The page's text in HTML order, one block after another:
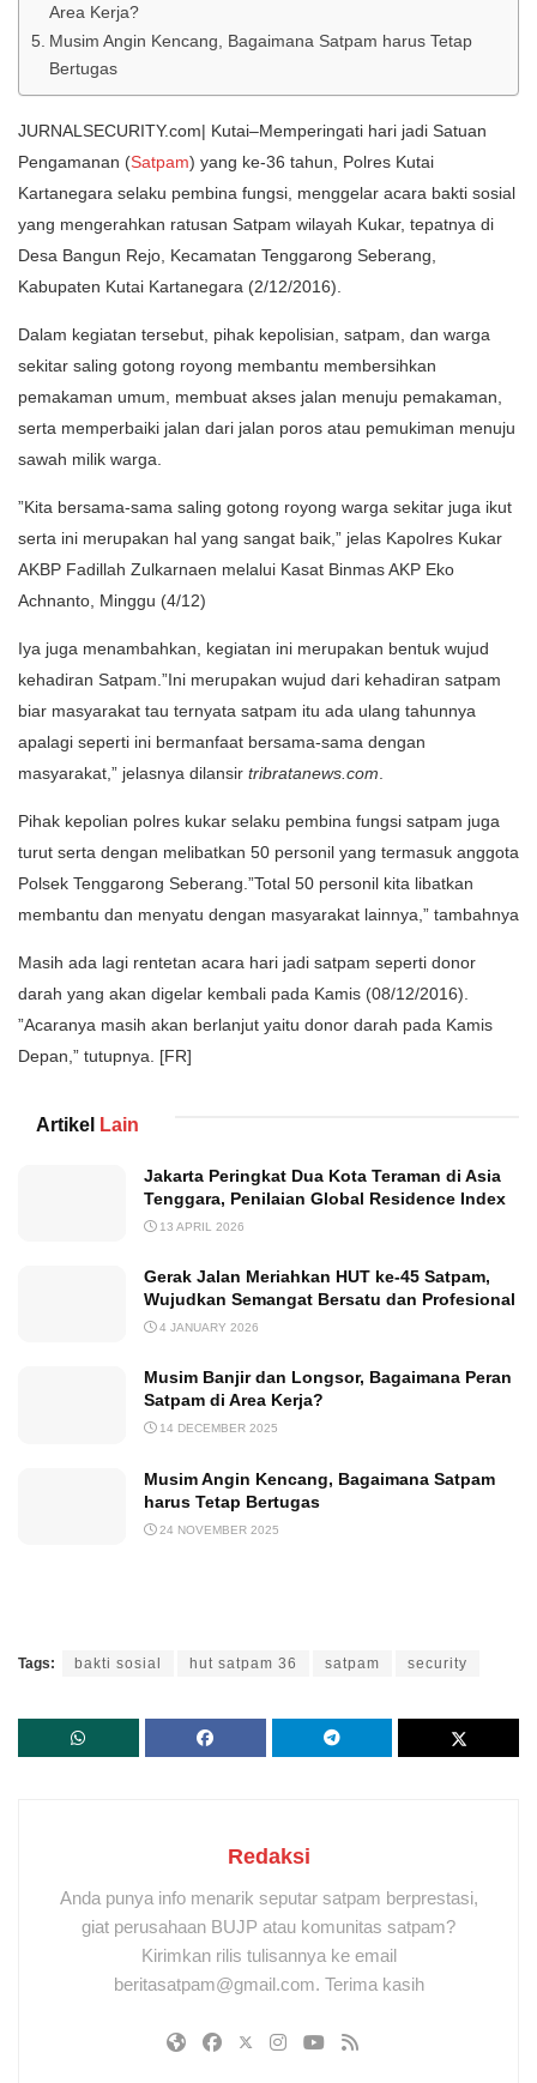
Area Kerja?
Musim Angin Kencang, Bagaimana Satpam harus Tetap
Bertugas
JURNALSECURITY.com| Kutai–Memperingati hari jadi Satuan
Pengamanan (Satpam) yang ke-36 tahun, Polres Kutai
Kartanegara selaku pembina fungsi, menggelar acara bakti sosial
yang mengerahkan ratusan Satpam wilayah Kukar, tepatnya di
Desa Bangun Rejo, Kecamatan Tenggarong Seberang,
Kabupaten Kutai Kartanegara (2/12/2016).
Dalam kegiatan tersebut, pihak kepolisian, satpam, dan warga
sekitar saling gotong royong membantu membersihkan
pemakaman umum, membuat akses jalan menuju pemakaman,
serta memperbaiki jalan dari jalan poros atau pemukiman menuju
sawah milik warga.
”Kita bersama-sama saling gotong royong warga sekitar juga ikut
serta ini merupakan hal yang sangat baik,” jelas Kapolres Kukar
AKBP Fadillah Zulkarnaen melalui Kasat Binmas AKP Eko
Achnanto, Minggu (4/12)
Iya juga menambahkan, kegiatan ini merupakan bentuk wujud
kehadiran Satpam.”Ini merupakan wujud dari kehadiran satpam
biar masyarakat tau ternyata satpam itu ada ulang tahunnya
apalagi seperti ini bermanfaat bersama-sama dengan
masyarakat,” jelasnya dilansir tribratanews.com
Pihak kepolian polres kukar selaku pembina fungsi satpam juga
turut serta dengan melibatkan 50 personil yang termasuk anggota
Polsek Tenggarong Seberang.”Total 50 personil kita libatkan
membantu dan menyatu dengan masyarakat lainnya,” tambahnya
Masih ada lagi rentetan acara hari jadi satpam seperti donor
darah yang akan digelar kembali pada Kamis (08/12/2016).
”Acaranya masih akan berlanjut yaitu donor darah pada Kamis
Depan,” tutupnya. [FR]
Artikel Lain
Jakarta Peringkat Dua Kota Teraman di Asia
Tenggara, Penilaian Global Residence Index
13 APRIL 2026
Gerak Jalan Meriahkan HUT ke-45 Satpam,
Wujudkan Semangat Bersatu dan Profesional
4 JANUARY 2026
Musim Banjir dan Longsor, Bagaimana Peran
Satpam di Area Kerja?
14 DECEMBER 2025
Musim Angin Kencang, Bagaimana Satpam
harus Tetap Bertugas
24 NOVEMBER 2025
Tags: bakti sosial hut satpam 36 satpam security
Redaksi
Anda punya info menarik seputar satpam berprestasi,
giat perusahaan BUJP atau komunitas satpam?
Kirimkan rilis tulisannya ke email
beritasatpam@gmail.com. Terima kasih